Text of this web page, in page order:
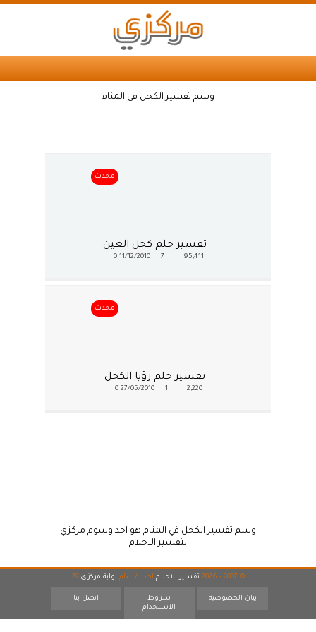
وسم تفسير الكحل في المنام
محدث
تفسير حلم كحل العين
95,411
11/12/2010
0
محدث
تفسير حلم رؤيا الكحل
2,220
27/05/2010
0
وسم تفسير الكحل في المنام هو احد وسوم مركزي
لتفسير الاحلام
© 2007 - 2026 تفسير الاحلام احد اقسام بوابة مركزي 19
بيان الخصوصية
شروط
الاستخدام
اتصل بنا